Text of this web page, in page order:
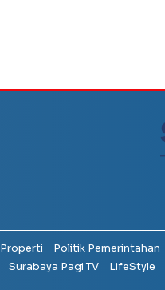
Properti Politik Pemerintahan
Surabaya Pagi TV
LifeStyle